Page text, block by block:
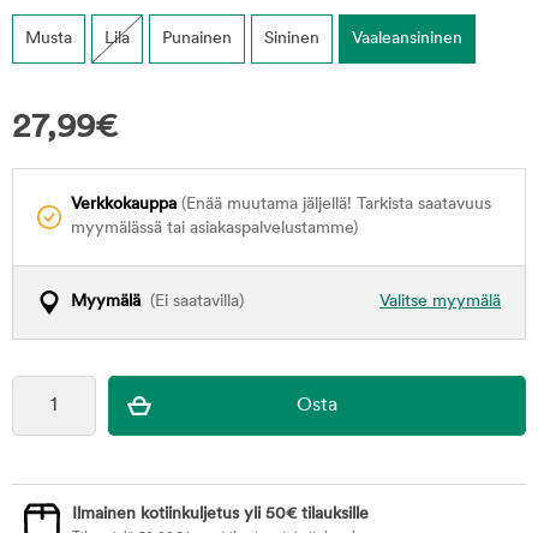
Musta Lila Punainen Sininen Vaaleansininen
27,99€
Verkkokauppa (Enää muutama jäljellä! Tarkista saatavuus
myymälässä tai asiakaspalvelustamme)
Valitse myymälä
Myymälä (Ei saatavilla)
Ilmainen kotiinkuljetus yli 50€ tilauksille